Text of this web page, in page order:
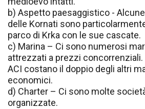
b) Aspetto paesaggistico -
delle Kornati sono
parco di Krka con le sue cascate.
c) Marina – Ci sono numerosi
attrezzati a prezzi
ACI costano il doppio degli altri
economici.
d) Charter – Ci sono molte
organizzate.